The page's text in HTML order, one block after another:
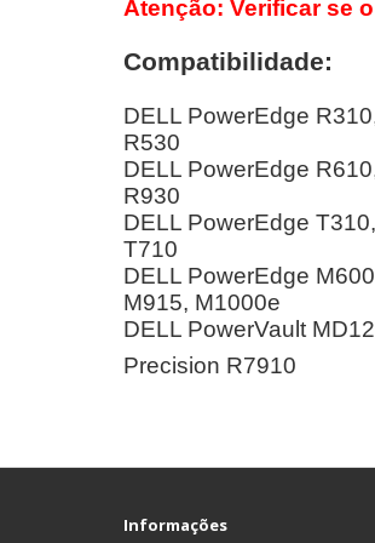
Atenção: Verificar se
Compatibilidade:
DELL PowerEdge
R530
DELL PowerEdge
R930
DELL PowerEdge
T710
DELL PowerEdge
M915, M1000e
DELL PowerVault
Precision R7910
Informações